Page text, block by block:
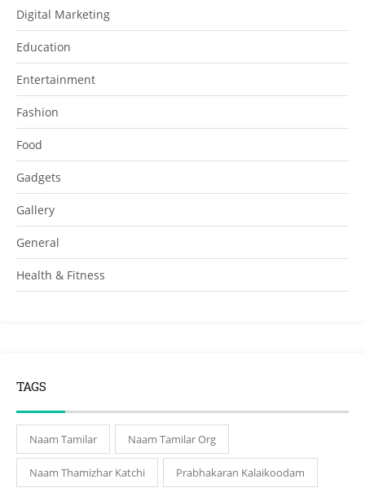
Digital Marketing
Education
Entertainment
Fashion
Food
Gadgets
Gallery
General
Health & Fitness
TAGS
Naam Tamilar Naam Tamilar Org
Naam Thamizhar Katchi Prabhakaran Kalaikoodam